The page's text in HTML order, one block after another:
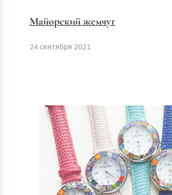
Майорский жемчуг
24 сентября 2021